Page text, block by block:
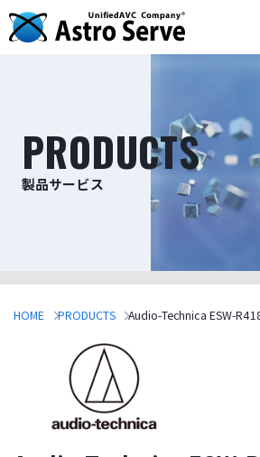
PRODUCTS
製品サービス
HOME PRODUCTS Audio-Technica ESW-